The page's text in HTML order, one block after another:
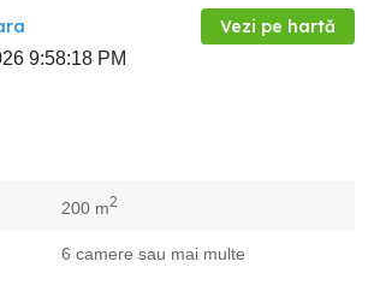
Vezi pe hartă
9:58:18 PM
200 m2
6 camere sau mai multe